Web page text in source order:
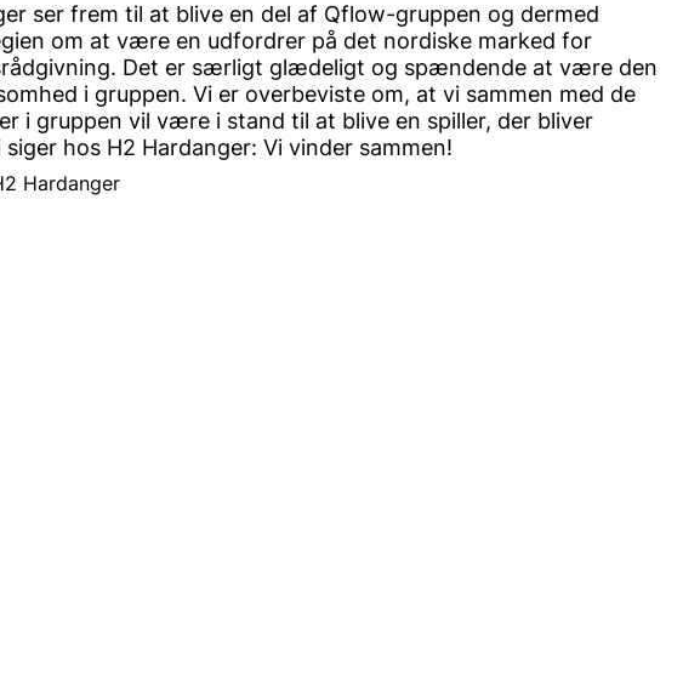
ser frem til at blive en del af Qflow-gruppen og dermed
om at være en udfordrer på det nordiske marked for
Det er særligt glædeligt og spændende at være den
i gruppen. Vi er overbeviste om, at vi sammen med de
i gruppen vil være i stand til at blive en spiller, der bliver
hos H2 Hardanger: Vi vinder sammen!
Hardanger